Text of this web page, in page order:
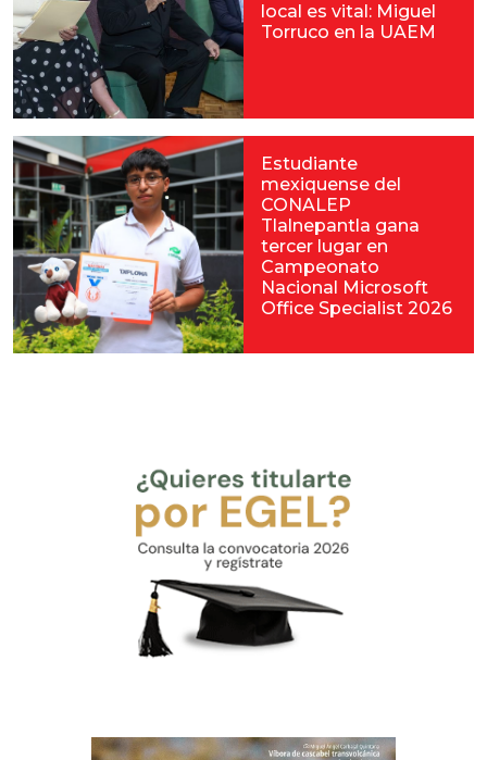
local es vital: Miguel
Torruco en la UAEM
Estudiante
mexiquense del
CONALEP
Tlalnepantla gana
tercer lugar en
Campeonato
Nacional Microsoft
Office Specialist 2026